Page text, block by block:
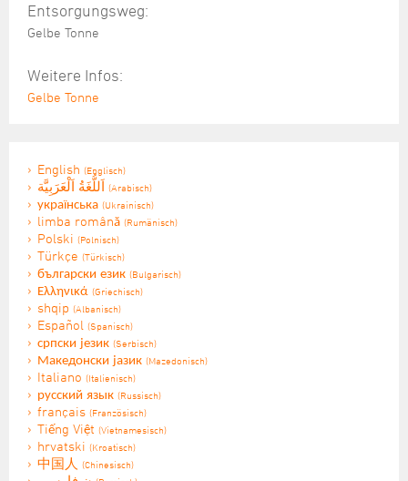
Entsorgungsweg:
Gelbe Tonne
Weitere Infos:
Gelbe Tonne
English (Englisch)
(Arabisch)
українська (Ukrainisch)
limba română (Rumänisch)
Polski (Polnisch)
Türkçe (Türkisch)
български език (Bulgarisch)
Ελληνικά (Griechisch)
shqip (Albanisch)
Español (Spanisch)
српски језик (Serbisch)
Македонски јазик (Mazedonisch)
Italiano (Italienisch)
русский язык (Russisch)
français (Französisch)
Tiếng Việt (Vietnamesisch)
hrvatski (Kroatisch)
中国人 (Chinesisch)